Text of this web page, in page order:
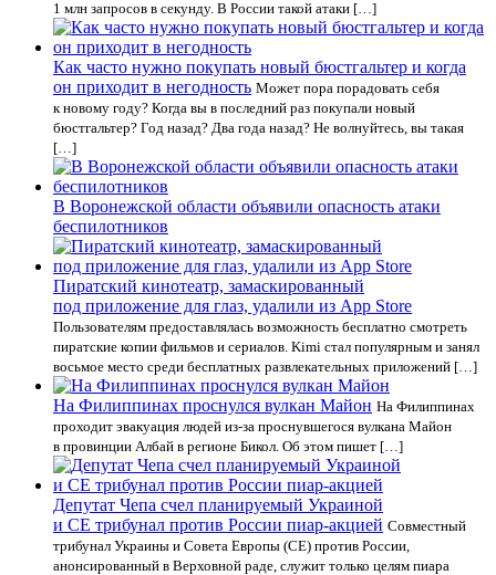
1 млн запросов в секунду. В России такой атаки […]
Как часто нужно покупать новый бюстгальтер и когда
он приходит в негодность Может пора порадовать себя
к новому году? Когда вы в последний раз покупали новый
бюстгальтер? Год назад? Два года назад? Не волнуйтесь, вы такая
[…]
В Воронежской области объявили опасность атаки
беспилотников
Пиратский кинотеатр, замаскированный
под приложение для глаз, удалили из App Store
Пользователям предоставлялась возможность бесплатно смотреть
пиратские копии фильмов и сериалов. Kimi стал популярным и занял
восьмое место среди бесплатных развлекательных приложений […]
На Филиппинах проснулся вулкан Майон На Филиппинах
проходит эвакуация людей из-за проснувшегося вулкана Майон
в провинции Албай в регионе Бикол. Об этом пишет […]
Депутат Чепа счел планируемый Украиной
и СЕ трибунал против России пиар-акцией Совместный
трибунал Украины и Совета Европы (СЕ) против России,
анонсированный в Верховной раде, служит только целям пиара